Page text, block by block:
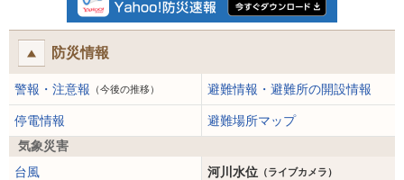
防災情報
警報・注意報 （今後の推移） 避難情報・避難所の開設情報
停電情報
避難場所マップ
気象災害
台風
河川水位 （ライブカメラ）